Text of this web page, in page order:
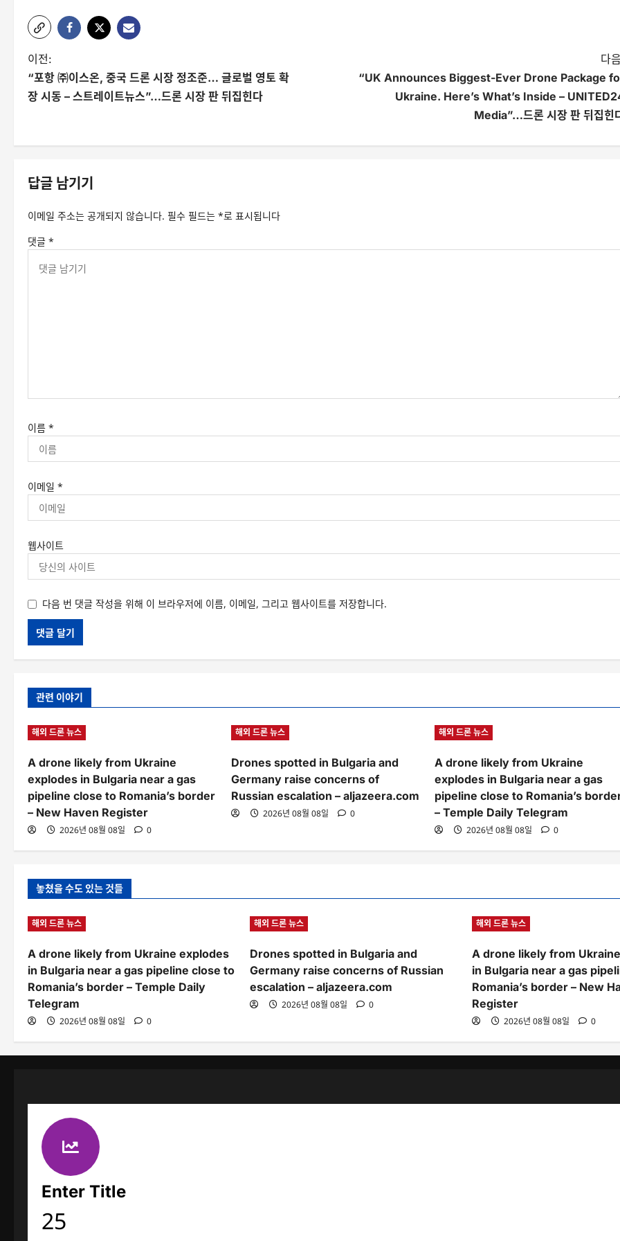
글
탐
이전:
“포항 ㈜이스온, 중국 드론 시장 정조준… 글로벌 영토 확
장 시동 – 스트레이트뉴스”…드론 시장 판 뒤집힌다
다
“UK Announces Biggest-Ever Drone Package
Ukraine. Here’s What’s Inside –
Media”…드론 시장 판 뒤집힌
답글 남기기
이메일 주소는 공개되지 않습니다. 필수 필드는 *로 표시됩니다
댓글 *
이름 *
이메일 *
웹사이트
다음 번 댓글 작성을 위해 이 브라우저에 이름, 이메일, 그리고 웹사이트를 저장합니다.
관련 이야기
해외 드론 뉴스
A drone likely from Ukraine
explodes in Bulgaria near a gas
pipeline close to Romania’s border
– New Haven Register
2026년 08월 08일 0
해외 드론 뉴스
Drones spotted in Bulgaria and
Germany raise concerns of
Russian escalation – aljazeera.com
2026년 08월 08일 0
해외 드론 뉴스
A drone likely from Ukraine
explodes in Bulgaria near a gas
pipeline close to Romania’s
– Temple Daily Telegram
2026년 08월 08일 0
놓쳤을 수도 있는 것들
해외 드론 뉴스
A drone likely from Ukraine explodes
in Bulgaria near a gas pipeline close to
Romania’s border – Temple Daily
Telegram
2026년 08월 08일 0
해외 드론 뉴스
Drones spotted in Bulgaria and
Germany raise concerns of Russian
escalation – aljazeera.com
2026년 08월 08일 0
해외 드론 뉴스
A drone likely from
in Bulgaria near a gas
Romania’s border – New
Register
2026년 08월 08일 0
Enter Title
25